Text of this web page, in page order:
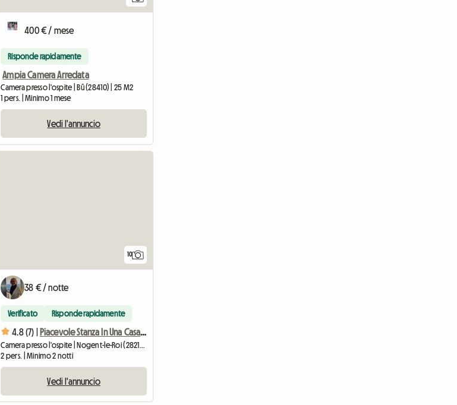
400 € / mese
Risponde rapidamente
Ampia Camera Arredata
Camera presso l'ospite | Bû (28410) | 25 M2
1 pers. | Minimo 1 mese
Vedi l'annuncio
10
38 € / notte
Verificato Risponde rapidamente
4.8 (7) | Piacevole Stanza In Una Casa Tranquilla
Camera presso l'ospite | Nogent-le-Roi (28210) | 15 M2
2 pers. | Minimo 2 notti
Vedi l'annuncio